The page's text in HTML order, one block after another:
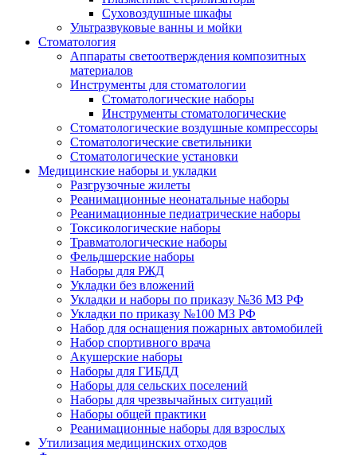
Суховоздушные шкафы
Ультразвуковые ванны и мойки
Стоматология
Аппараты светоотверждения композитных
материалов
Инструменты для стоматологии
Стоматологические наборы
Инструменты стоматологические
Стоматологические воздушные компрессоры
Стоматологические светильники
Стоматологические установки
Медицинские наборы и укладки
Разгрузочные жилеты
Реанимационные неонатальные наборы
Реанимационные педиатрические наборы
Токсикологические наборы
Травматологические наборы
Фельдшерские наборы
Наборы для РЖД
Укладки без вложений
Укладки и наборы по приказу №36 МЗ РФ
Укладки по приказу №100 МЗ РФ
Набор для оснащения пожарных автомобилей
Набор спортивного врача
Акушерские наборы
Наборы для ГИБДД
Наборы для сельских поселений
Наборы для чрезвычайных ситуаций
Наборы общей практики
Реанимационные наборы для взрослых
Утилизация медицинских отходов